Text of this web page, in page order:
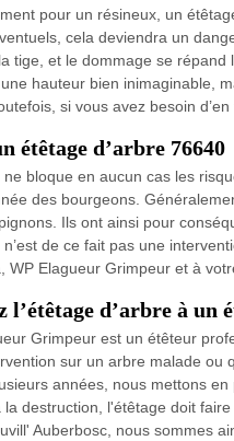
pour un résineux, un
cela deviendra un
tige, et le dommage se répand
hauteur bien inimaginable,
si vous avez besoin
étêtage d’arbre 76640
ne bloque en aucun cas les
des bourgeons.
Ils ont ainsi pour
de ce fait pas une
WP Elagueur Grimpeur et à
l’étêtage d’arbre à un
Grimpeur est un étêteur
sur un arbre malade ou
années, nous mettons
la destruction, l'étêtage doit faire
Auberbosc, nous sommes